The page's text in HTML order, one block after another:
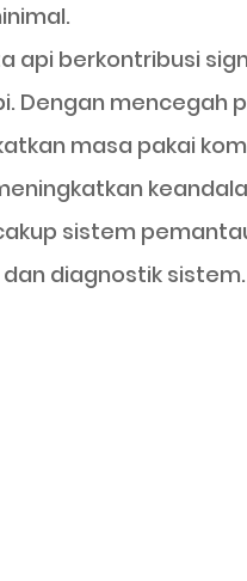
api berkontribusi
Dengan mencegah
masa pakai
sistem
diagnostik sistem.